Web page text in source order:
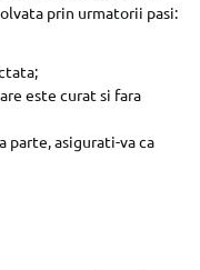
prin urmatorii pasi:
este curat si fara
parte, asigurati-va ca